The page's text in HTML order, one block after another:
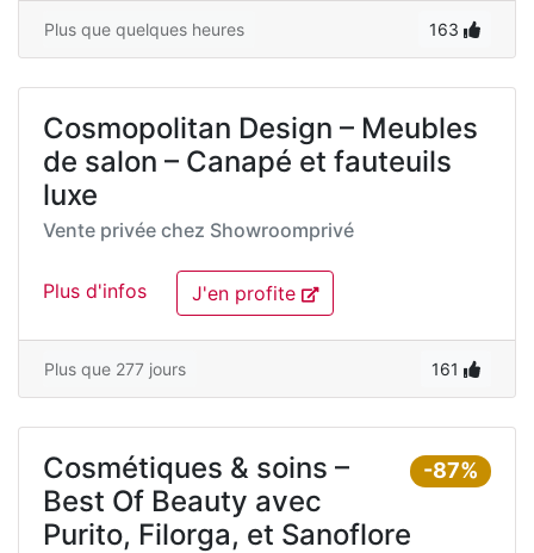
Plus que quelques heures 163
Cosmopolitan Design – Meubles
de salon – Canapé et fauteuils
luxe
Vente privée chez Showroomprivé
Plus d'infos J'en profite
Plus que 277 jours 161
-87%
Cosmétiques & soins –
Best Of Beauty avec
Purito, Filorga, et Sanoflore